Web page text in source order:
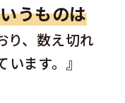
うものは
り、数え切れ
ます。』